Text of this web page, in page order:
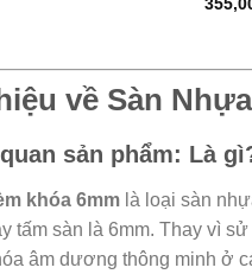
về Sàn
sản phẩm: Là
khóa 6mm là loại sàn
tấm sàn là 6mm. Thay vì
âm dương thông minh ở